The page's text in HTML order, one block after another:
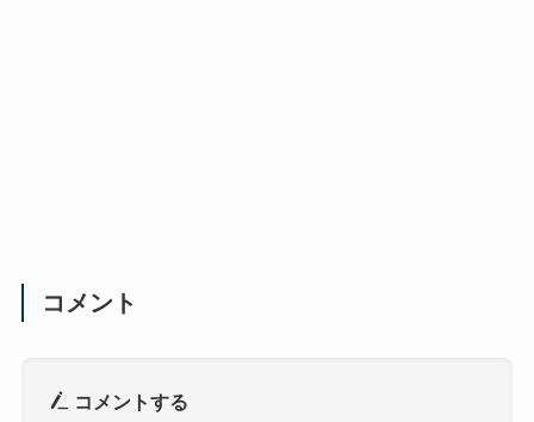
コメント
コメントする